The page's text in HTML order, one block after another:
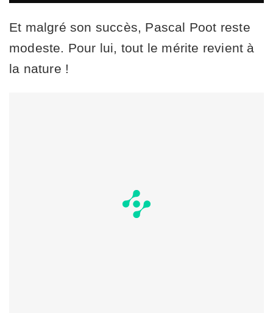
Et malgré son succès, Pascal Poot reste
modeste. Pour lui, tout le mérite revient à
la nature !